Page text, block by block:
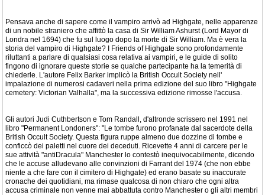
Pensava anche di sapere come il vampiro arrivò ad Highgate, nelle apparenze
di un nobile straniero che affittò la casa di Sir William Ashurst (Lord Mayor di
Londra nel 1694) che fu sul luogo dopo la morte di Sir William. Ma è vera la
storia del vampiro di Highgate? I Friends of Highgate sono profondamente
riluttanti a parlare di qualsiasi cosa relativa ai vampiri, e le guide di solito
fingono di ignorare queste storie se qualche partecipante ha la temerità di
chiederle. L'autore Felix Barker implicò la British Occult Society nell'
impalazione di numerosi cadaveri nella prima edizione del suo libro "Highgate
cemetery: Victorian Valhalla", ma la successiva edizione rimosse l'accusa.
Gli autori Judi Cuthbertson e Tom Randall, d'altronde scrissero nel 1991 nel
libro "Permanent Londoners": "Le tombe furono profanate dal sacerdote della
British Occult Society. Questa figura ruppe almeno due dozzine di tombe e
conficcò dei paletti nel cuore dei deceduti. Ricevette 4 anni di carcere per le
sue attività "antiDracula" Manchester lo contestò inequivocabilmente, dicendo
che le accuse alludevano alle convinzioni di Farrant del 1974 (che non ebbe
niente a che fare con il cimitero di Highgate) ed erano basate su inaccurate
cronache dei quotidiani, ma rimase qualcosa di non chiaro che ogni altra
accusa criminale non venne mai abbattuta contro Manchester o gli altri membri